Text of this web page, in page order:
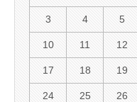
3 4 5
10 11 12
17 18 19
24 25 26